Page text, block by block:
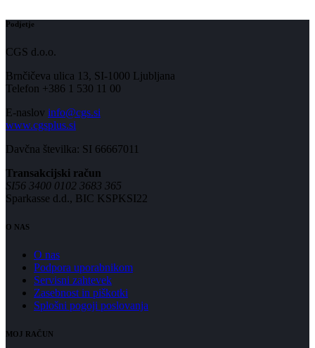
Podjetje
CGS d.o.o.
Brnčičeva ulica 13, SI-1000 Ljubljana
Telefon +386 1 530 11 00
E-naslov info@cgs.si
www.cgsplus.si
Davčna številka: SI 66667011
Transakcijski račun
SI56 3400 0102 3683 365
Sparkasse d.d., BIC KSPKSI22
O NAS
O nas
Podpora uporabnikom
Servisni zahtevek
Zasebnost in piškotki
Splošni pogoji poslovanja
MOJ RAČUN